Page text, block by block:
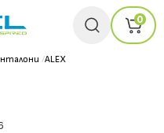
0
/ALEX